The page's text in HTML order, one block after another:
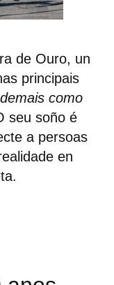
de Ouro, un
principais
como
seu soño é
a persoas
en